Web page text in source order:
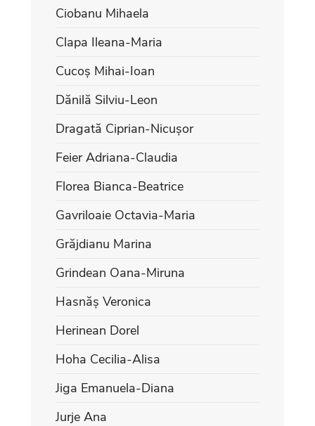
Ciobanu Mihaela
Clapa Ileana-Maria
Cucoș Mihai-Ioan
Dănilă Silviu-Leon
Dragată Ciprian-Nicușor
Feier Adriana-Claudia
Florea Bianca-Beatrice
Gavriloaie Octavia-Maria
Grăjdianu Marina
Grindean Oana-Miruna
Hasnăș Veronica
Herinean Dorel
Hoha Cecilia-Alisa
Jiga Emanuela-Diana
Jurje Ana